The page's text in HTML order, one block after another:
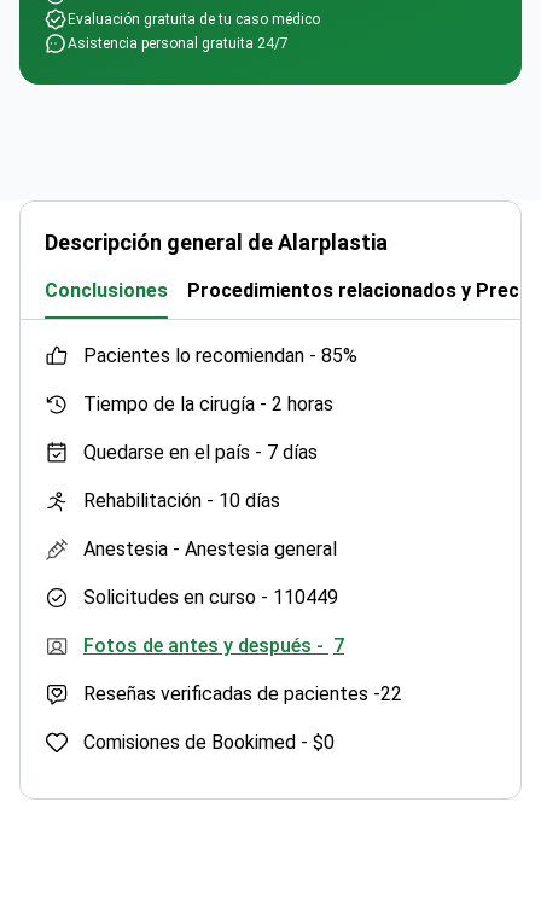
Evaluación gratuita de tu caso médico
Asistencia personal gratuita 24/7
Descripción general de Alarplastia
Conclusiones Procedimientos relacionados y
pacientes lo recomiendan - 85%
Tiempo de la cirugía - 2 horas
Quedarse en el país - 7 días
Rehabilitación - 10 días
Anestesia - Anestesia general
Solicitudes en curso - 110449
Fotos de antes y después - 7
Reseñas verificadas de pacientes -22
Comisiones de Bookimed - $0